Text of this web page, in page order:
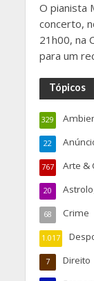
O pianista
concerto,
21h00, na
para um
Tópicos
329
22
Arte &
767
20
Crime
68
1.017
Direito
7